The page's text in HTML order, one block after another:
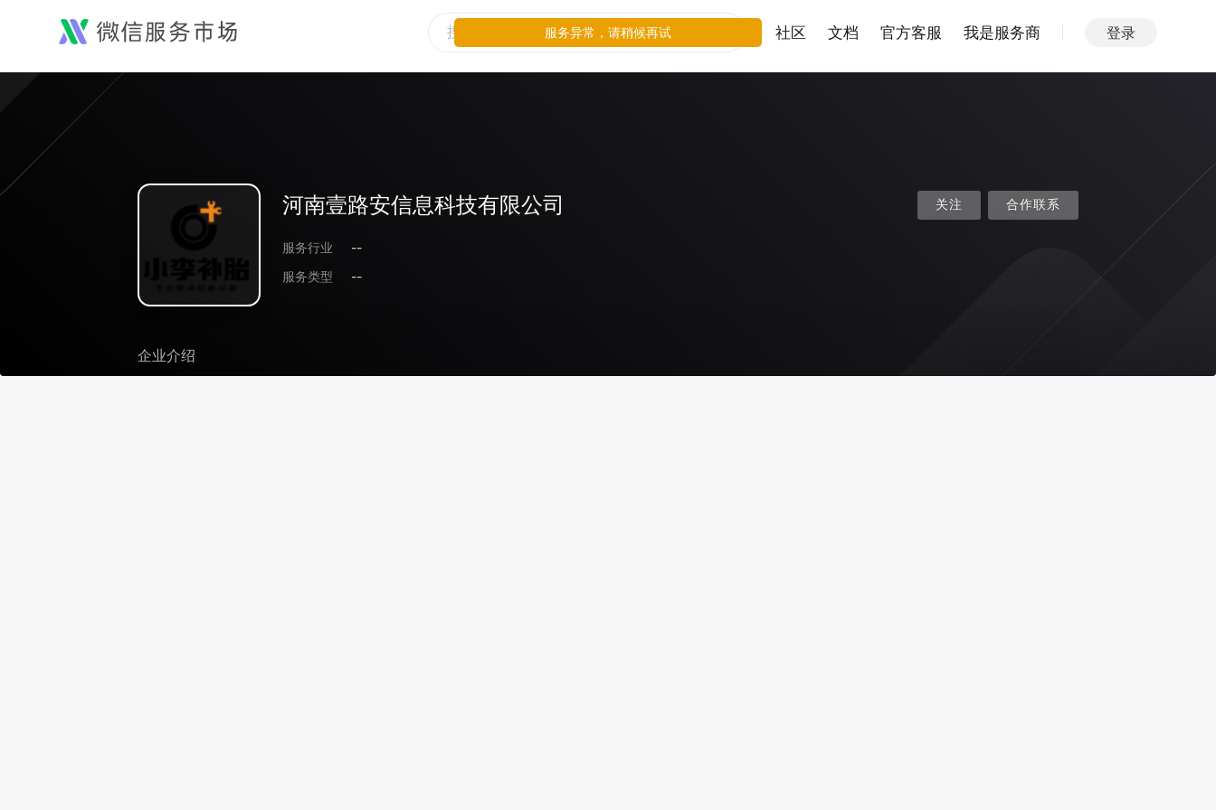
社区 文档 官方客服 我是服务商 登录
河南壹路安信息科技有限公司
服务行业
--
服务类型
--
关注 合作联系
企业介绍
服务异常，请稍候再试